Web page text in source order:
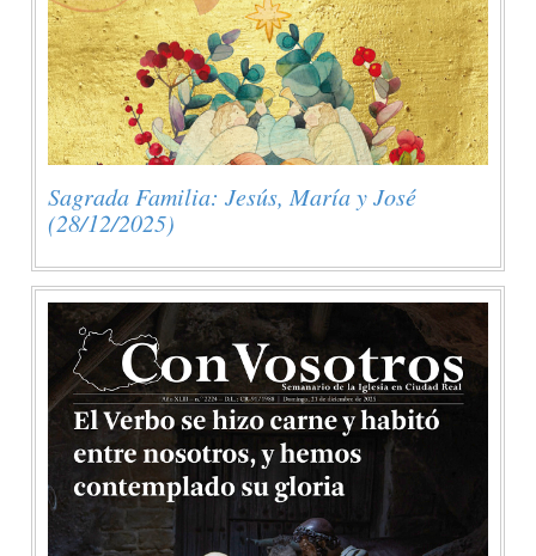
Sagrada Familia: Jesús, María y José
(28/12/2025)